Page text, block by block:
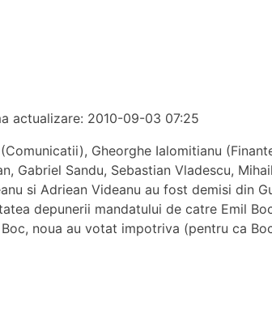
actualizare: 2010-09-03 07:25
Gheorghe Ialomitianu
Gabriel Sandu, Sebastian Vladescu,
si Adriean Videanu au fost demisi
depunerii mandatului de catre Emil
noua au votat impotriva (pentru ca